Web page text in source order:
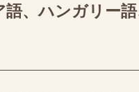
、ハンガリー